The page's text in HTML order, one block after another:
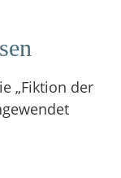
„Fiktion der